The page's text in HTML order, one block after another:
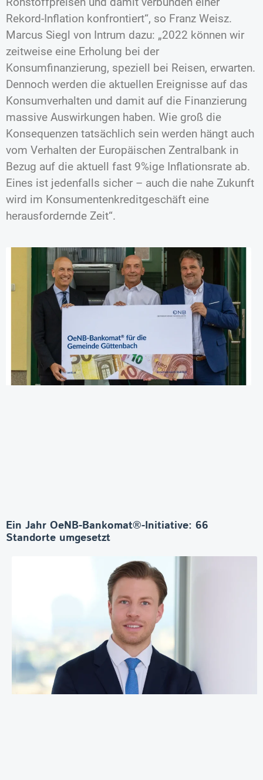
Rekord-Inflation konfrontiert“, so Franz Weisz.
Marcus Siegl von Intrum dazu: „2022 können wir
zeitweise eine Erholung bei der
Konsumfinanzierung, speziell bei Reisen, erwarten.
Dennoch werden die aktuellen Ereignisse auf das
Konsumverhalten und damit auf die Finanzierung
massive Auswirkungen haben. Wie groß die
Konsequenzen tatsächlich sein werden hängt auch
vom Verhalten der Europäischen Zentralbank in
Bezug auf die aktuell fast 9%ige Inflationsrate ab.
Eines ist jedenfalls sicher – auch die nahe Zukunft
wird im Konsumentenkreditgeschäft eine
herausfordernde Zeit“.
Ein Jahr OeNB-Bankomat®-Initiative: 66
Standorte umgesetzt